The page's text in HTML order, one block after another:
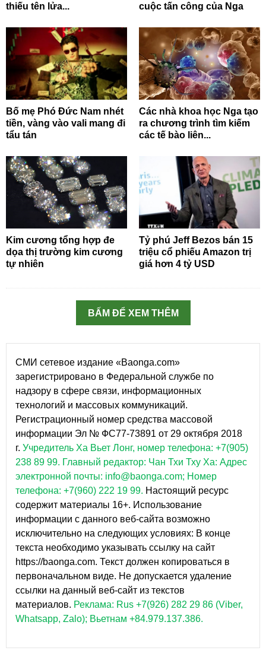
thiếu tên lửa...
cuộc tấn công của Nga
Bố mẹ Phó Đức Nam nhét
tiền, vàng vào vali mang đi
tẩu tán
Các nhà khoa học Nga tạo
ra chương trình tìm kiếm
các tế bào liên...
Kim cương tổng hợp đe
dọa thị trường kim cương
tự nhiên
Tỷ phú Jeff Bezos bán 15
triệu cổ phiếu Amazon trị
giá hơn 4 tỷ USD
BẤM ĐỂ XEM THÊM
СМИ сетевое издание «Baonga.com»
зарегистрировано в Федеральной службе по
надзору в сфере связи, информационных
технологий и массовых коммуникаций.
Регистрационный номер средства массовой
информации Эл № ФС77-73891 от 29 октября 2018
г. Учредитель Ха Вьет Лонг, номер телефона: +7(905)
238 89 99. Главный редактор: Чан Тхи Тху Ха: Адрес
электронной почты: info@baonga.com; Номер
телефона: +7(960) 222 19 99. Настоящий ресурс
содержит материалы 16+. Использование
информации с данного веб-сайта возможно
исключительно на следующих условиях: В конце
текста необходимо указывать ссылку на сайт
https://baonga.com. Текст должен копироваться в
первоначальном виде. Не допускается удаление
ссылки на данный веб-сайт из текстов
материалов. Реклама: Rus +7(926) 282 29 86 (Viber,
Whatsapp, Zalo); Вьетнам +84.979.137.386.